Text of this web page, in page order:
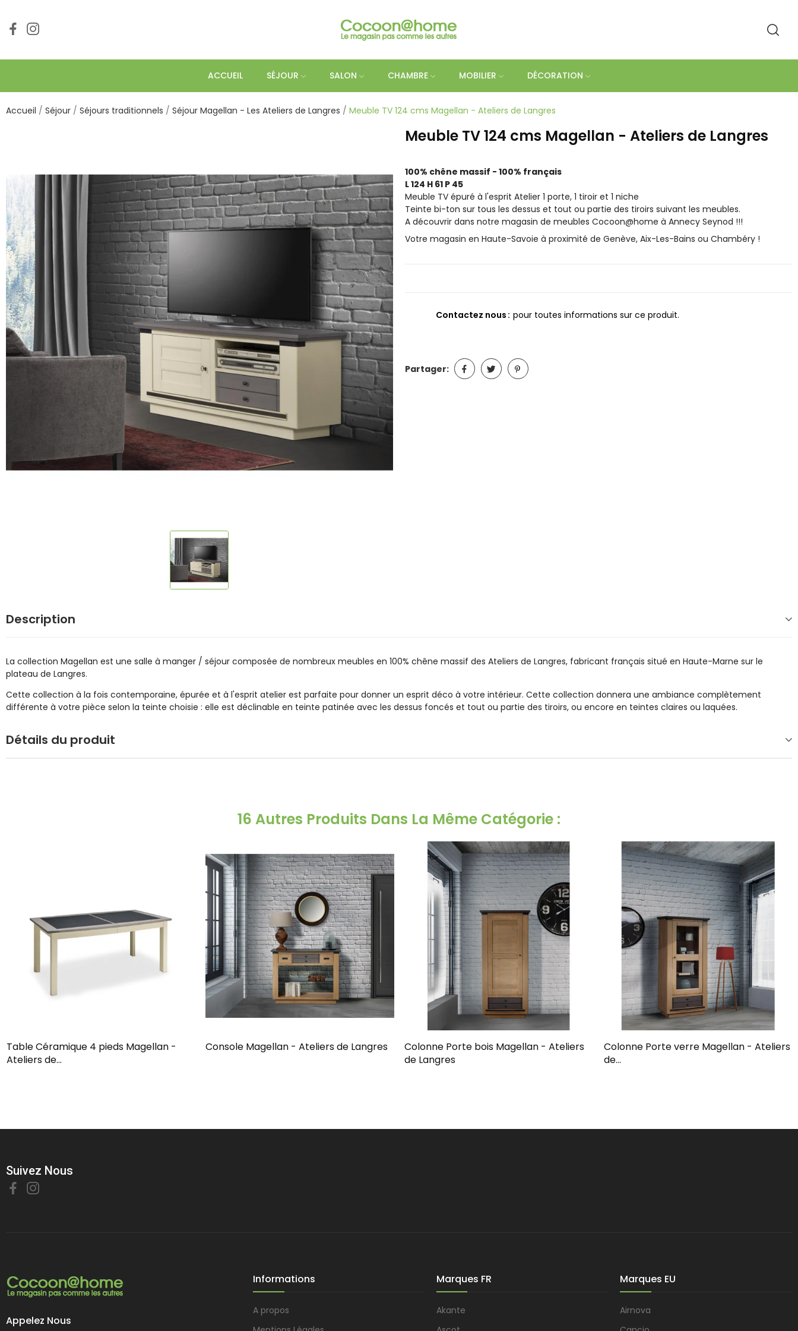
ACCUEIL SÉJOUR SALON CHAMBRE MOBILIER DÉCORATION
Accueil Séjour Séjours traditionnels Séjour Magellan - Les Ateliers de Langres Meuble TV 124 cms Magellan - Ateliers de Langres
Meuble TV 124 cms Magellan - Ateliers de Langres
100% chêne massif - 100% français
L 124 H 61 P 45
Meuble TV épuré à l'esprit Atelier 1 porte, 1 tiroir et 1 niche
Teinte bi-ton sur tous les dessus et tout ou partie des tiroirs suivant les meubles.
A découvrir dans notre magasin de meubles Cocoon@home à Annecy Seynod !!!
Votre magasin en Haute-Savoie à proximité de Genève, Aix-Les-Bains ou Chambéry !
Contactez nous pour toutes informations sur ce produit.
Partager:
Description
La collection Magellan est une salle à manger / séjour composée de nombreux meubles en 100% chêne massif des Ateliers de Langres, fabricant français situé en Haute-Marne sur le
plateau de Langres.
Cette collection à la fois contemporaine, épurée et à l'esprit atelier est parfaite pour donner un esprit déco à votre intérieur. Cette collection donnera une ambiance complètement
différente à votre pièce selon la teinte choisie : elle est déclinable en teinte patinée avec les dessus foncés et tout ou partie des tiroirs, ou encore en teintes claires ou laquées.
Détails du produit
16 Autres Produits Dans La Même Catégorie :
Table Céramique 4 pieds Magellan -
Ateliers de...
Console Magellan - Ateliers de Langres
Colonne Porte bois Magellan - Ateliers
de Langres
Colonne Porte verre Magellan - Ateliers
de...
Suivez Nous
Appelez Nous
Informations
A propos
Marques FR
Akante
Marques EU
Airnova